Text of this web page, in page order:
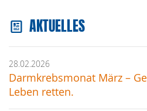
AKTUELLES
28.02.2026
Darmkrebsmonat März –
Leben retten.